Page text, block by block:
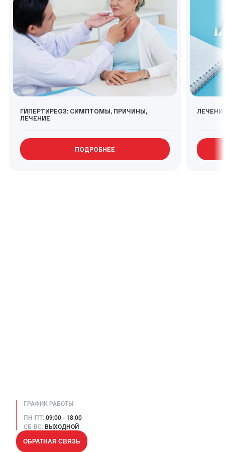
ГИПЕРТИРЕОЗ: СИМПТОМЫ, ПРИЧИНЫ,
ЛЕЧЕНИЕ
ПОДРОБНЕЕ
ОБРАТНАЯ СВЯЗЬ
ГРАФИК РАБОТЫ
ПН-ПТ: 09:00 - 18:00
СБ-ВС: ВЫХОДНОЙ